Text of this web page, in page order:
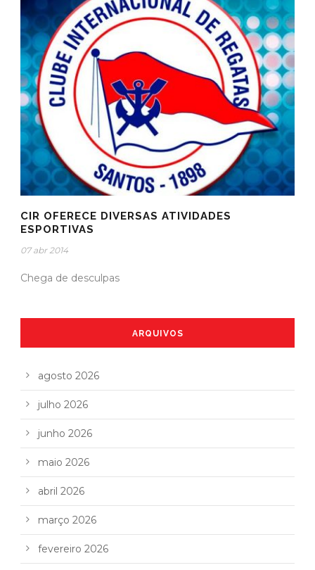
CIR OFERECE DIVERSAS ATIVIDADES
ESPORTIVAS
07 abr 2014
Chega de desculpas
ARQUIVOS
agosto 2026
julho 2026
junho 2026
maio 2026
abril 2026
março 2026
fevereiro 2026